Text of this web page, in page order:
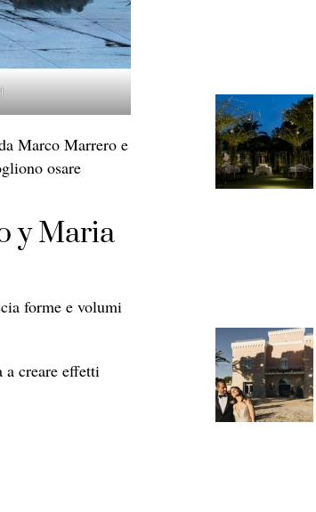
Marco Marrero e
osare
y Maria
forme e volumi
a creare effetti